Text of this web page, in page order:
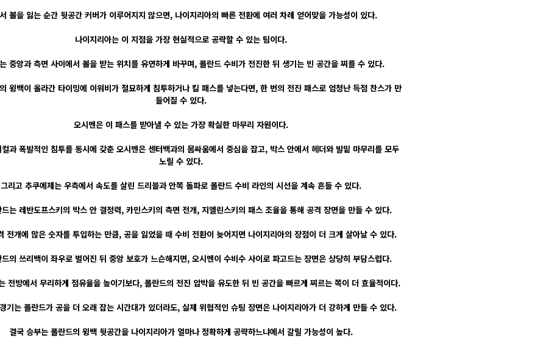
볼을 잃는 순간 뒷공간 커버가 이루어지지 않으면, 나이지리아의 빠른 전환에 여러 차례 얻어맞을 가능성이 있다.
나이지리아는 이 지점을 가장 현실적으로 공략할 수 있는 팀이다.
중앙과 측면 사이에서 볼을 받는 위치를 유연하게 바꾸며, 폴란드 수비가 전진한 뒤 생기는 빈 공간을 찌를 수 있다.
윙백이 올라간 타이밍에 이워비가 절묘하게 침투하거나 킬 패스를 넣는다면, 한 번의 전진 패스로 엄청난 득점 찬스가 만
들어질 수 있다.
오시멘은 이 패스를 받아낼 수 있는 가장 확실한 마무리 자원이다.
과 폭발적인 침투를 동시에 갖춘 오시멘은 센터백과의 몸싸움에서 중심을 잡고, 박스 안에서 헤더와 발밑 마무리를 모두
노릴 수 있다.
그리고 추쿠에제는 우측에서 속도를 살린 드리블과 안쪽 돌파로 폴란드 수비 라인의 시선을 계속 흔들 수 있다.
드는 레반도프스키의 박스 안 결정력, 카민스키의 측면 전개, 지엘린스키의 패스 조율을 통해 공격 장면을 만들 수 있다.
전개에 많은 숫자를 투입하는 만큼, 공을 잃었을 때 수비 전환이 늦어지면 나이지리아의 장점이 더 크게 살아날 수 있다.
의 쓰리백이 좌우로 벌어진 뒤 중앙 보호가 느슨해지면, 오시멘이 수비수 사이로 파고드는 장면은 상당히 부담스럽다.
전방에서 무리하게 점유율을 높이기보다, 폴란드의 전진 압박을 유도한 뒤 빈 공간을 빠르게 찌르는 쪽이 더 효율적이다.
기는 폴란드가 공을 더 오래 잡는 시간대가 있더라도, 실제 위협적인 슈팅 장면은 나이지리아가 더 강하게 만들 수 있다.
결국 승부는 폴란드의 윙백 뒷공간을 나이지리아가 얼마나 정확하게 공략하느냐에서 갈릴 가능성이 높다.